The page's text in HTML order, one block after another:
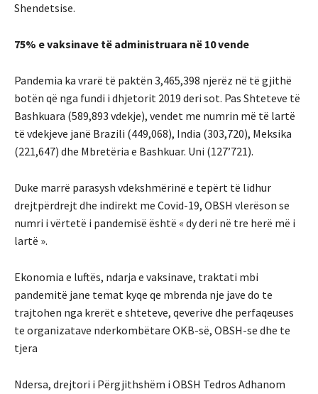
Shendetsise.
75% e vaksinave të administruara në 10 vende
Pandemia ka vrarë të paktën 3,465,398 njerëz në të gjithë
botën që nga fundi i dhjetorit 2019 deri sot. Pas Shteteve të
Bashkuara (589,893 vdekje), vendet me numrin më të lartë
të vdekjeve janë Brazili (449,068), India (303,720), Meksika
(221,647) dhe Mbretëria e Bashkuar. Uni (127’721).
Duke marrë parasysh vdekshmërinë e tepërt të lidhur
drejtpërdrejt dhe indirekt me Covid-19, OBSH vlerëson se
numri i vërtetë i pandemisë është « dy deri në tre herë më i
lartë ».
Ekonomia e luftës, ndarja e vaksinave, traktati mbi
pandemitë jane temat kyqe qe mbrenda nje jave do te
trajtohen nga krerët e shteteve, qeverive dhe perfaqeuses
te organizatave nderkombëtare OKB-së, OBSH-se dhe te
tjera
Ndersa, drejtori i Përgjithshëm i OBSH Tedros Adhanom